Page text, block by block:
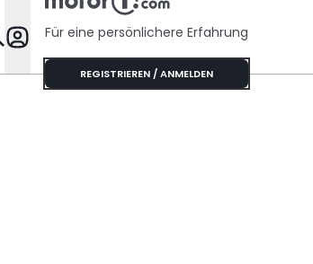
Specials
Für eine persönlichere Erfahrung
REGISTRIEREN / ANMELDEN